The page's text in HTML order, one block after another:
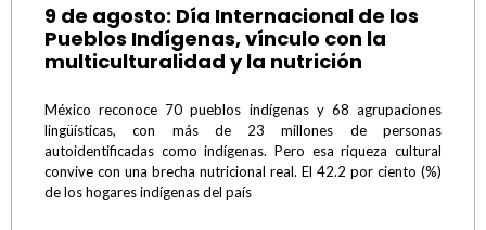
9 de agosto: Día Internacional de los
Pueblos Indígenas, vínculo con la
multiculturalidad y la nutrición
México reconoce 70 pueblos indígenas y 68 agrupaciones
lingüísticas, con más de 23 millones de personas
autoidentificadas como indígenas. Pero esa riqueza cultural
convive con una brecha nutricional real. El 42.2 por ciento (%)
de los hogares indígenas del país